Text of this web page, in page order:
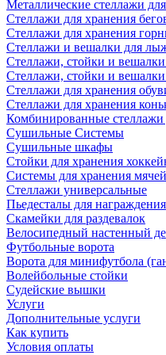
Металлические стеллажи
Стеллажи для хранения
Стеллажи для хранения
Стеллажи и вешалки для
Стеллажи, стойки и
Стеллажи, стойки и
Стеллажи для хранения
Стеллажи для хранения
Комбинированные стеллажи
Сушильные Системы
Сушильные шкафы
Стойки для хранения
Системы для хранения мячей
Стеллажи универсальные
Пьедесталы для награждения
Скамейки для раздевалок
Велосипедный настенный
Футбольные ворота
Ворота для минифутбола
Волейбольные стойки
Судейские вышки
Услуги
Дополнительные услуги
Как купить
Условия оплаты